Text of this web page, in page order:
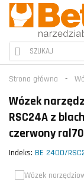
Strona główna
Wózek
RSC24A z
czerwony
Indeks: BE 2400/